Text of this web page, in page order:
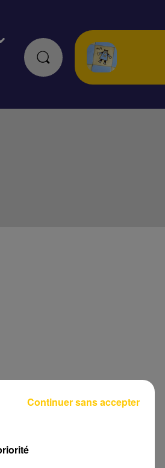
le pays
Continuer sans accepter